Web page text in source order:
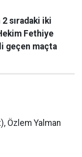
sıradaki iki
Fethiye
geçen maçta
Özlem Yalman